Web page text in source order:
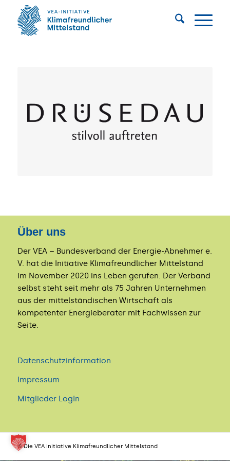
Über uns
Der VEA – Bundesverband der Energie-Abnehmer e.
V. hat die Initiative Klimafreundlicher Mittelstand
im November 2020 ins Leben gerufen. Der Verband
selbst steht seit mehr als 75 Jahren Unternehmen
aus der mittelständischen Wirtschaft als
kompetenter Energieberater mit Fachwissen zur
Seite.
Datenschutzinformation
Impressum
Mitglieder LogIn
© Die VEA Initiative Klimafreundlicher Mittelstand